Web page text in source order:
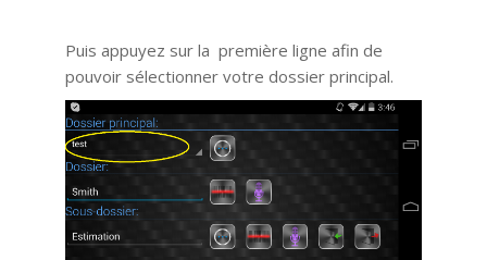
Puis appuyez sur la première ligne afin de
pouvoir sélectionner votre dossier principal.